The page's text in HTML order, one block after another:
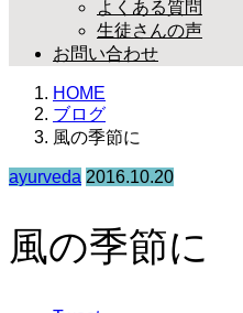
よくある質問
生徒さんの声
お問い合わせ
HOME
ブログ
風の季節に
ayurveda 2016.10.20
風の季節に